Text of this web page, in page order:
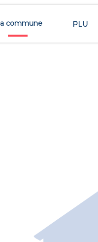
commune PLU